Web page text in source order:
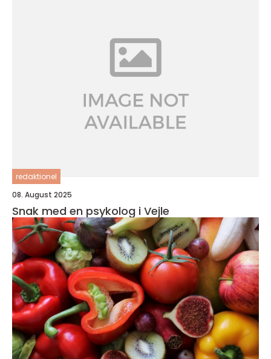
redaktionel
08. August 2025
Snak med en psykolog i Vejle